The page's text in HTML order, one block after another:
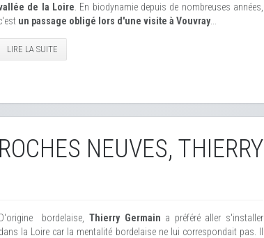
de la Loire . En biodynamie depuis de nombreuses années,
un passage obligé lors d'une visite à Vouvray...
LIRE LA SUITE
NEUVES, THIERRY
D'origine bordelaise, Thierry Germain a préféré aller s'installer
dans la Loire car la mentalité bordelaise ne lui correspondait pas. Il